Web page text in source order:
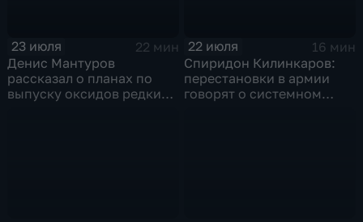
23 июля
22 мин
Денис Мантуров
рассказал о планах по
выпуску оксидов редких
22 июля
16 мин
Спиридон Килинкаров:
перестановки в армии
говорят о системном